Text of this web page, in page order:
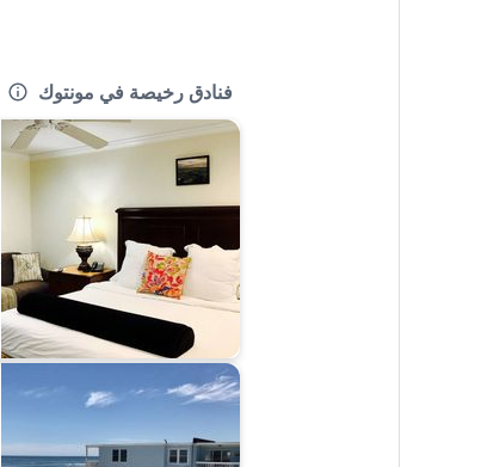
فنادق رخيصة في مونتوك